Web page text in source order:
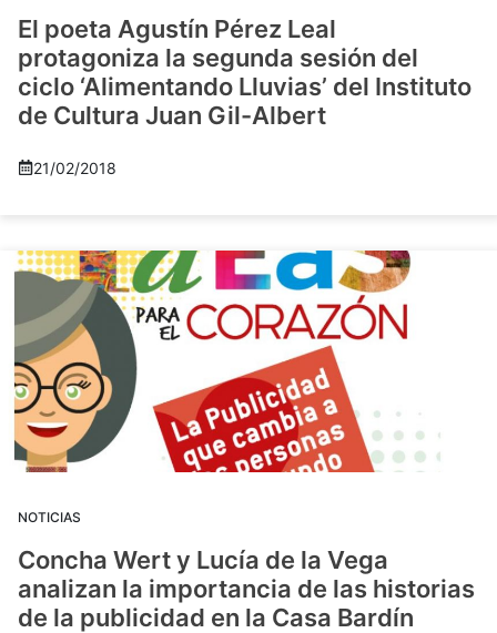
El poeta Agustín Pérez Leal
protagoniza la segunda sesión del
ciclo ‘Alimentando Lluvias’ del Instituto
de Cultura Juan Gil-Albert
21/02/2018
NOTICIAS
Concha Wert y Lucía de la Vega
analizan la importancia de las historias
de la publicidad en la Casa Bardín